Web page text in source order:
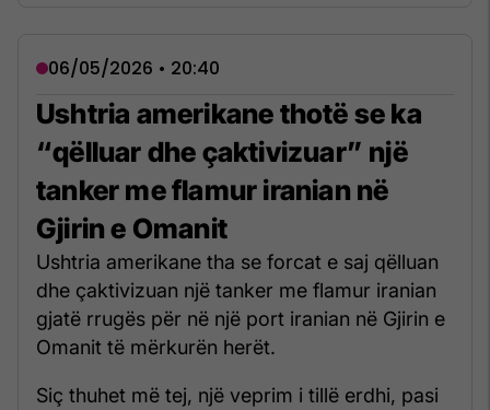
06/05/2026 • 20:40
Ushtria amerikane thotë se ka
“qëlluar dhe çaktivizuar” një
tanker me flamur iranian në
Gjirin e Omanit
Ushtria amerikane tha se forcat e saj qëlluan
dhe çaktivizuan një tanker me flamur iranian
gjatë rrugës për në një port iranian në Gjirin e
Omanit të mërkurën herët.
Siç thuhet më tej, një veprim i tillë erdhi, pasi